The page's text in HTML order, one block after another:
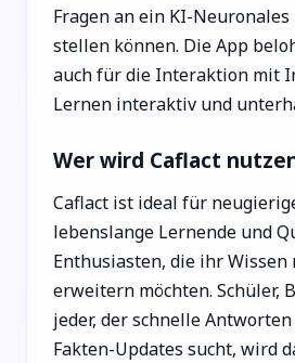
Fragen an ein KI-
stellen können. Die App
auch für die Interaktion mit
Lernen interaktiv und
Wer wird Caflact
Caflact ist ideal für
lebenslange Lernende und
Enthusiasten, die ihr Wissen
erweitern möchten. Schüler,
jeder, der schnelle
Fakten-Updates sucht, wird